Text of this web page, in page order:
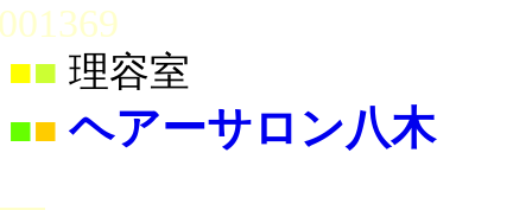
■ 理容室
■■ ヘアーサロン八木